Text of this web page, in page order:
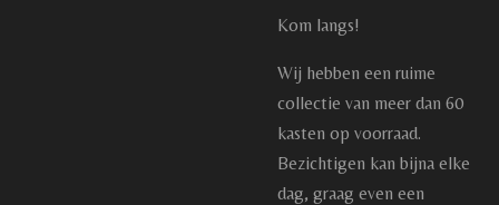
Kom langs!
Wij hebben een ruime
collectie van meer dan 60
kasten op voorraad.
Bezichtigen kan bijna elke
dag, graag even een